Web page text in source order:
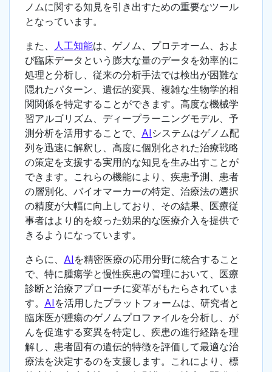
ノムに関する知見を引き出すための重要なツール
となっています。
また、 人工知能は、ゲノム、プロテオーム、およ
び臨床データという膨大な量のデータを効率的に
処理と分析し、従来の分析手法では検出が困難な
隠れたパターン、遺伝的変異、複雑な生物学的相
関関係を特定することができます。高度な機械学
習アルゴリズム、ディープラーニングモデル、予
測分析を活用することで、 AIシステムはゲノム配
列を迅速に解釈し、高度に個別化された治療戦略
の策定を支援する実用的な知見を生み出すことが
できます。これらの機能により、疾患予測、患者
の層別化、バイオマーカーの特定、治療法の選択
の精度が大幅に向上しており、その結果、医療従
事者はより的を絞った効果的な医療介入を提供で
きるようになっています。
さらに、 AIを精密医療の応用分野に統合すること
で、特に腫瘍学と慢性疾患の管理において、医療
診断と治療アプローチに変革がもたらされていま
す。 AIを活用したプラットフォームは、研究者と
臨床医が腫瘍のゲノムプロファイルを分析し、が
んを促進する変異を特定し、疾患の進行経路を理
解し、患者固有の遺伝的特徴を評価して最適な治
療法を決定するのを支援します。これにより、標